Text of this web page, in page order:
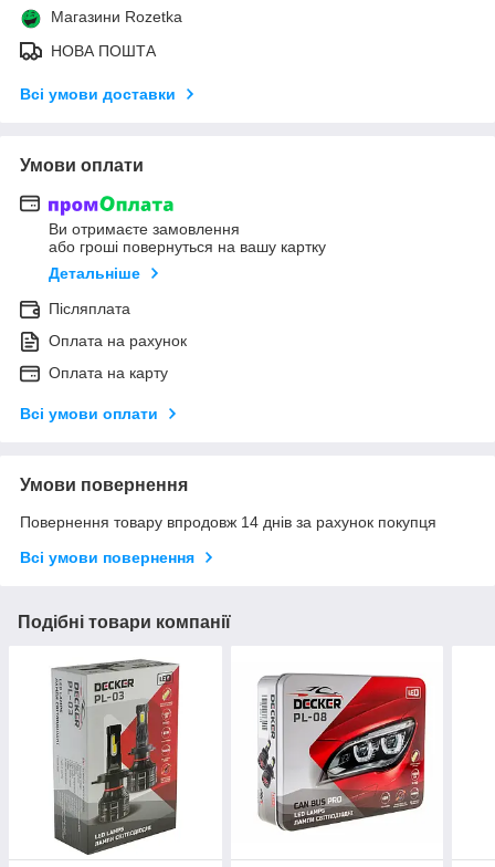
Магазини Rozetka
НОВА ПОШТА
Всі умови доставки
Умови оплати
Ви отримаєте замовлення
або гроші повернуться на вашу картку
Детальніше
Післяплата
Оплата на рахунок
Оплата на карту
Всі умови оплати
Умови повернення
Повернення товару впродовж 14 днів за рахунок покупця
Всі умови повернення
Подібні товари компанії